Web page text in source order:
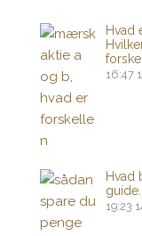
Hvad
16:47
Hvad
guide.
19:23